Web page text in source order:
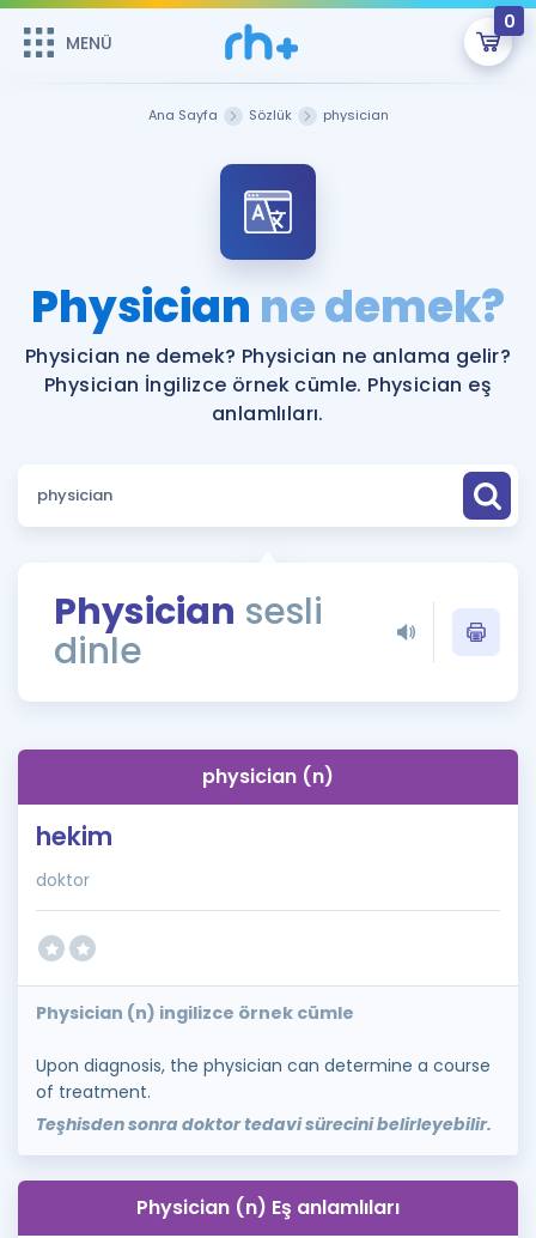
MENÜ
0
ÜYE DEĞİLİM
Sepetin Şu An Boş.
Remzi Hoca ile seni sınava hazırlayacak onlarca eğitim seni
bekliyor!
MENÜ
Katılımcı Görüşleri
Faydalı Araçlar
Sözlük
Rehberlik Aracı
ÖSYM Sınav Takvimi
İngilizce Gramer
Hakkımızda
Ana Sayfa Sözlük physician
Physician ne demek?
Physician ne demek? Physician ne anlama gelir?
Physician İngilizce örnek cümle. Physician eş
anlamlıları.
Physician sesli
dinle
physician (n)
hekim
doktor
Physician (n) ingilizce örnek cümle
Upon diagnosis, the physician can determine a course
of treatment.
Teşhisden sonra doktor tedavi sürecini belirleyebilir.
Physician (n) Eş anlamlıları